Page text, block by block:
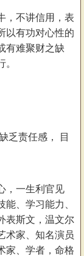
，不讲信用，表
以有功对心性的
有难聚财之缺
乏责任感， 目
，一生利官见
、学习能力、
表斯文，温文尔
术家、知名演员
家、学者，命格